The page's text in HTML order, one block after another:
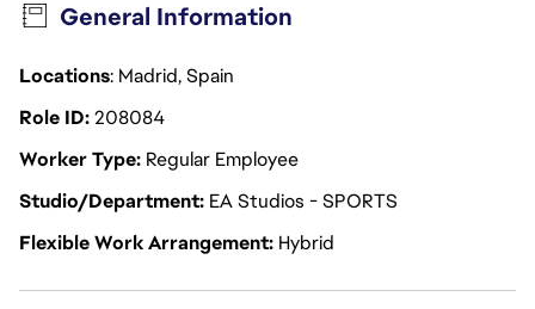
General Information
Locations: Madrid, Spain
Role ID208084
Worker Type Regular Employee
Studio/Department EA Studios - SPORTS
Flexible Work Arrangement Hybrid